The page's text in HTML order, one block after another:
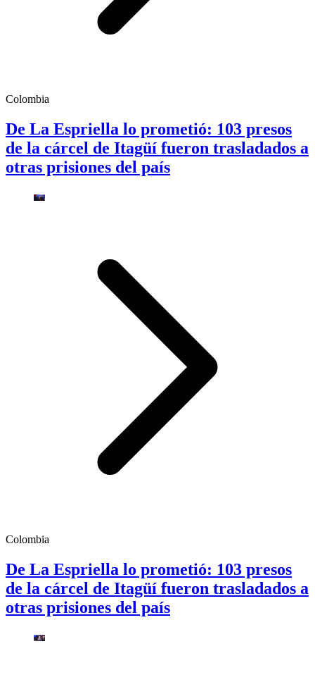
Colombia
De La Espriella lo prometió: 103 presos
de la cárcel de Itagüí fueron trasladados a
otras prisiones del país
Colombia
De La Espriella lo prometió: 103 presos
de la cárcel de Itagüí fueron trasladados a
otras prisiones del país